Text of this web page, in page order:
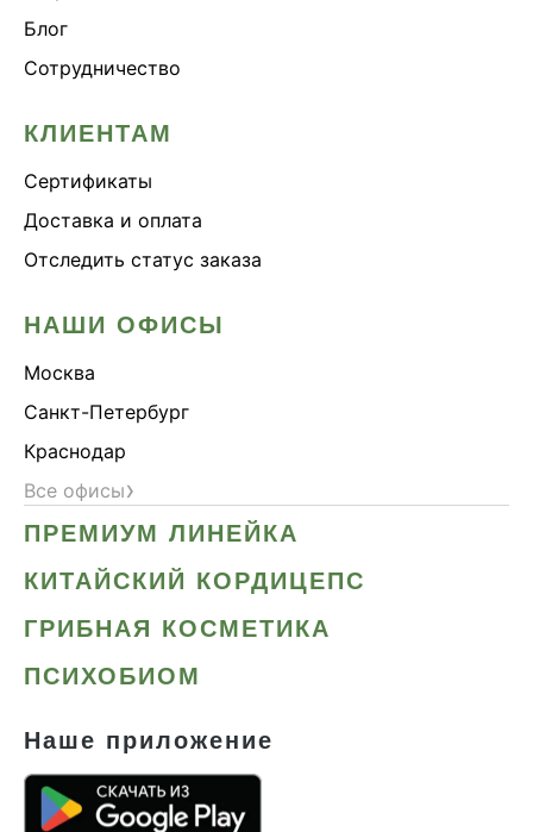
Блог
Сотрудничество
КЛИЕНТАМ
Сертификаты
Доставка и оплата
Отследить статус заказа
НАШИ ОФИСЫ
Москва
Санкт-Петербург
Краснодар
Все офисы›
ПРЕМИУМ ЛИНЕЙКА
КИТАЙСКИЙ КОРДИЦЕПС
ГРИБНАЯ КОСМЕТИКА
ПСИХОБИОМ
Наше приложение